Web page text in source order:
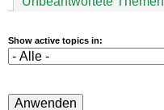
Show active topics in: